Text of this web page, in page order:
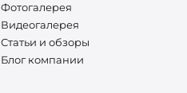
Фотогалерея
Видеогалерея
Статьи и обзоры
Блог компании